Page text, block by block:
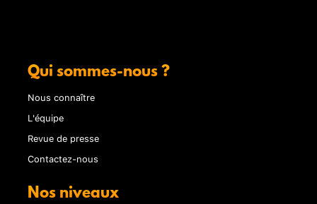
Qui sommes-nous ?
Nous connaître
L'équipe
Revue de presse
Contactez-nous
Nos niveaux